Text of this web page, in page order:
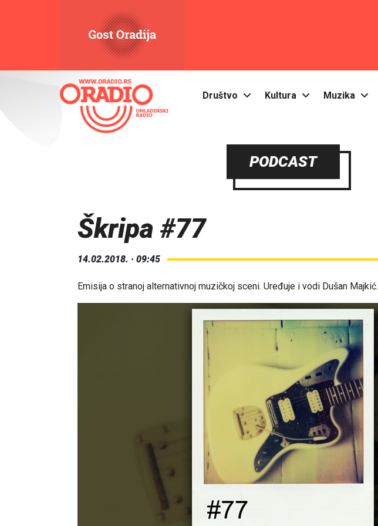
Društvo Kultura Muzika
PODCAST
Škripa #77
14.02.2018. · 09:45
Emisija o stranoj alternativnoj muzičkoj sceni. Uređuje i vodi Dušan Majkić.